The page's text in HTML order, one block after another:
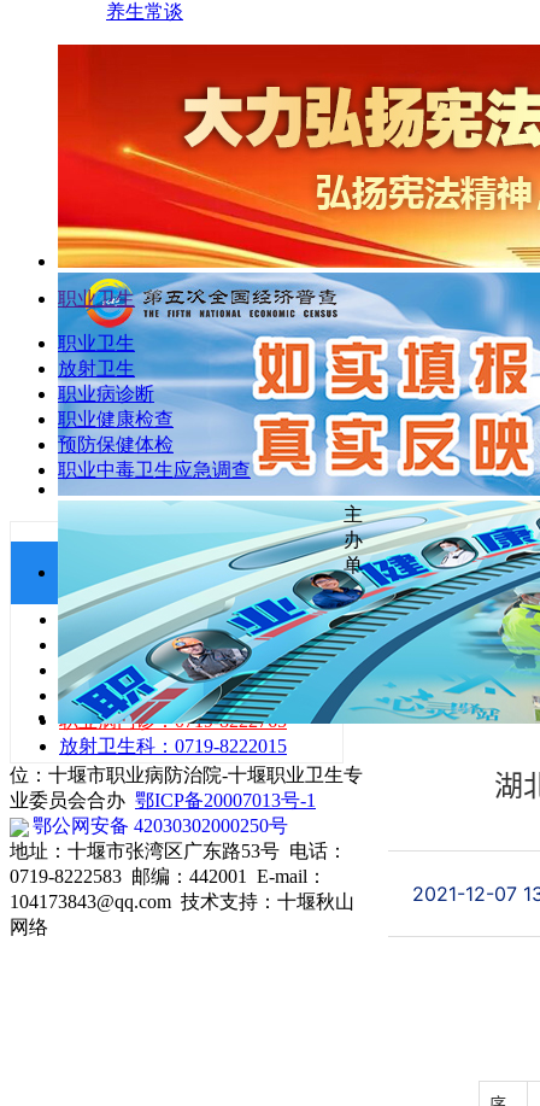
养生常谈
职业卫生
职业卫生
放射卫生
职业病诊断
职业健康检查
预防保健体检
职业中毒卫生应急调查
咨询服务热线
投诉、举报：0719-8222513
体检联系：0719-8222655
职业卫生科：0719-8222593
健康监护科：0719-8222582
职业病门诊：0719-8222765
放射卫生科：0719-8222015
当前位置
湖北省职业
文章来源：
湖
2021-12-07
主
办
单
位：十堰市职业病防治院-十堰职业卫生专
业委员会合办 鄂ICP备20007013号-1
鄂公网安备 42030302000250号
地址：十堰市张湾区广东路53号 电话：
0719-8222583 邮编：442001 E-mail：
104173843@qq.com 技术支持： 十堰秋山
网络